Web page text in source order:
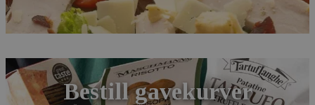
Bestill gavekurver